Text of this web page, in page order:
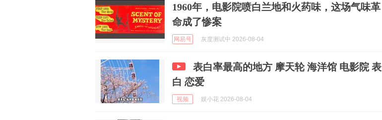
1960年，电影院喷白兰地和火药味，这场气味革
命成了惨案
网易号 灰度测试中 2026-08-04
表白率最高的地方 摩天轮 海洋馆 电影院 表
白 恋爱
视频 娱小花 2026-08-04